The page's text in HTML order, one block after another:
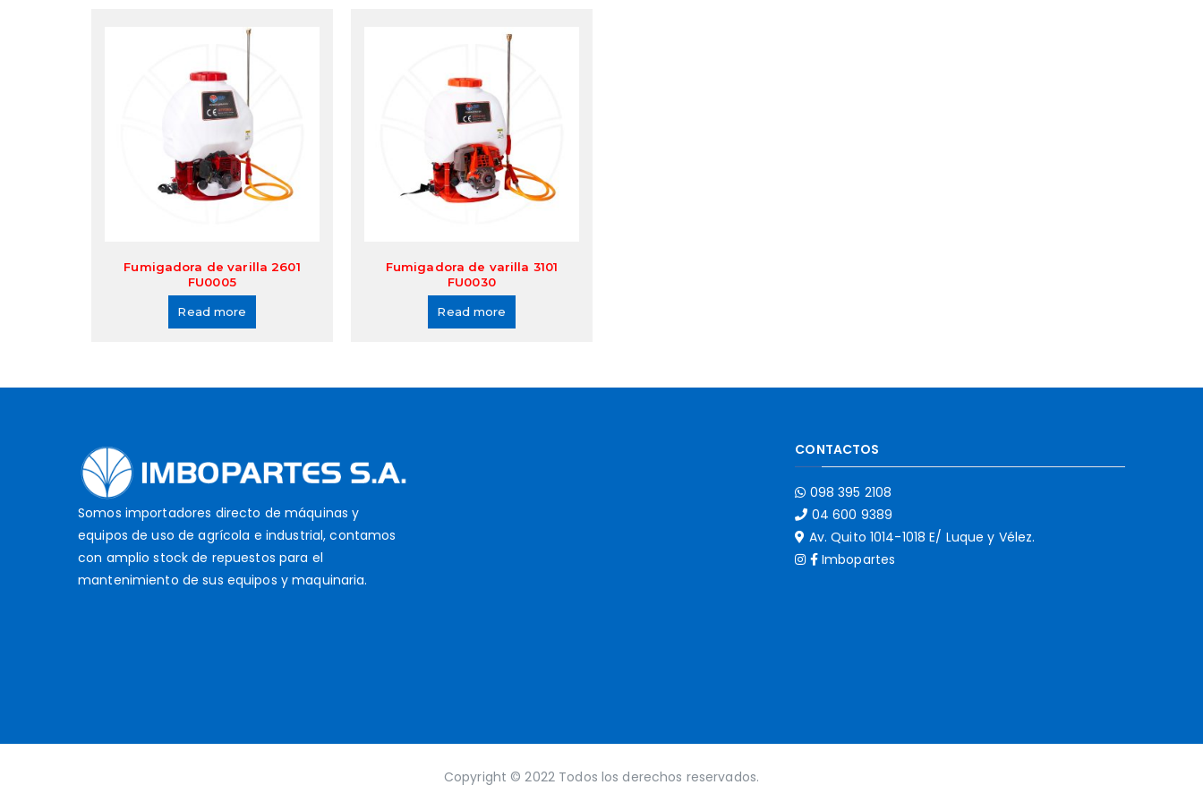
Fumigadora de varilla 2601
FU0005
Read more
Fumigadora de varilla 3101
FU0030
Read more
Somos importadores directo de máquinas y
equipos de uso de agrícola e industrial, contamos
con amplio stock de repuestos para el
mantenimiento de sus equipos y maquinaria.
CONTACTOS
098 395 2108
04 600 9389
Av. Quito 1014-1018 E/ Luque y Vélez.
Imbopartes
Copyright © 2022 Todos los derechos reservados.